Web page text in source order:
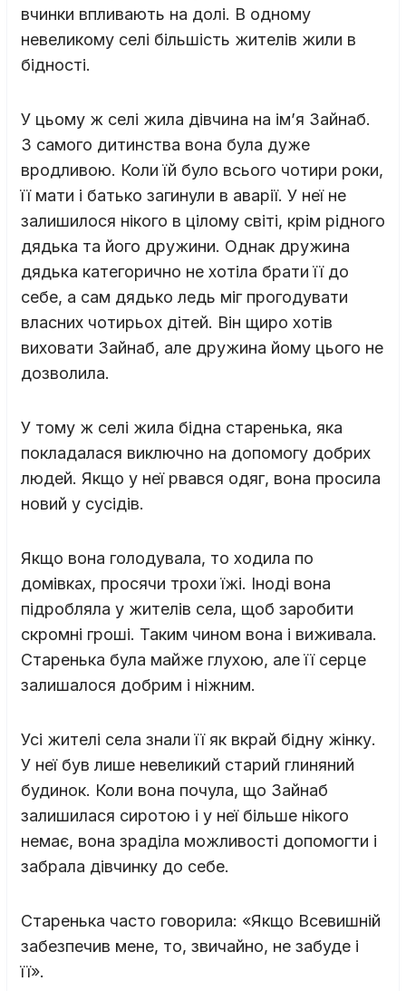
вчинки впливають на долі. В одному
невеликому селі більшість жителів жили в
бідності.
У цьому ж селі жила дівчина на ім’я Зайнаб.
З самого дитинства вона була дуже
вродливою. Коли їй було всього чотири роки,
її мати і батько загинули в аварії. У неї не
залишилося нікого в цілому світі, крім рідного
дядька та його дружини. Однак дружина
дядька категорично не хотіла брати її до
себе, а сам дядько ледь міг прогодувати
власних чотирьох дітей. Він щиро хотів
виховати Зайнаб, але дружина йому цього не
дозволила.
У тому ж селі жила бідна старенька, яка
покладалася виключно на допомогу добрих
людей. Якщо у неї рвався одяг, вона просила
новий у сусідів.
Якщо вона голодувала, то ходила по
домівках, просячи трохи їжі. Іноді вона
підробляла у жителів села, щоб заробити
скромні гроші. Таким чином вона і виживала.
Старенька була майже глухою, але її серце
залишалося добрим і ніжним.
Усі жителі села знали її як вкрай бідну жінку.
У неї був лише невеликий старий глиняний
будинок. Коли вона почула, що Зайнаб
залишилася сиротою і у неї більше нікого
немає, вона зраділа можливості допомогти і
забрала дівчинку до себе.
Старенька часто говорила: «Якщо Всевишній
забезпечив мене, то, звичайно, не забуде і
її».